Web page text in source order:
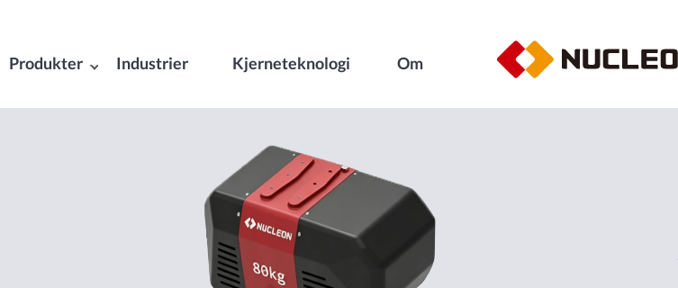
Produkter Industrier Kjerneteknologi Om